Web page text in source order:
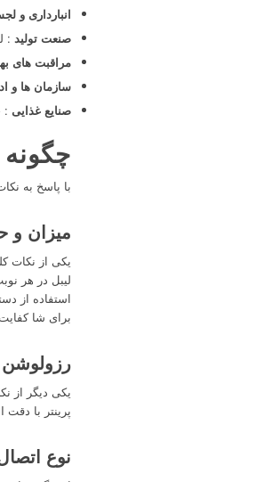
انبارداری و
صنعت تولید :
مراقبت های
سازمان ها و
صنایع غذایی :
با پاسخ به
میزان و
یکی از نکات
لیبل در هر
استفاده از
برای شا
یکی دیگر از
پرینتر با دقت 300DPI هستید ولی اگر سایز لیبل شما بزرگ باشد و متن های بزرگ چاپ میکنید لیبل پرینتر 203DPI برای شما کفایت میکند.
نوع